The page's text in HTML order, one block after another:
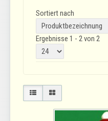
Sortiert nach
Ergebnisse 1 - 2 von 2